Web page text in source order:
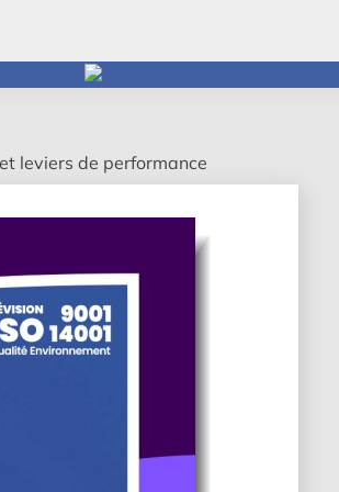
leviers de performance